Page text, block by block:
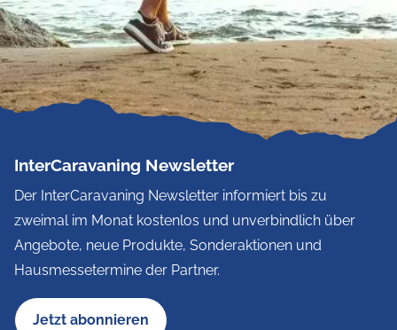
InterCaravaning Newsletter
Der InterCaravaning Newsletter informiert bis zu
zweimal im Monat kostenlos und unverbindlich über
Angebote, neue Produkte, Sonderaktionen und
Hausmessetermine der Partner.
Jetzt abonnieren